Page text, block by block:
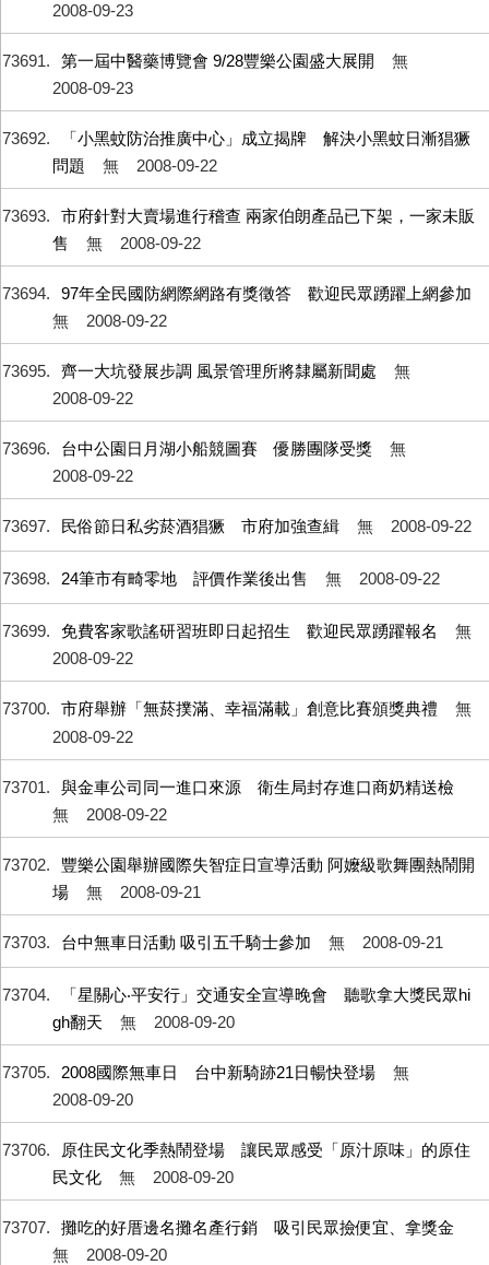
2008-09-23
73691 第一屆中醫藥博覽會 9/28豐樂公園盛大展開
無
2008-09-23
73692
「小黑蚊防治推廣中心」成立揭牌 解決小黑蚊日漸猖獗
問題
無 2008-09-22
73693
市府針對大賣場進行稽查 兩家伯朗產品已下架，一家未販
售
無 2008-09-22
73694
97年全民國防網際網路有獎徵答 歡迎民眾踴躍上網參加
無
2008-09-22
73695 齊一大坑發展步調 風景管理所將隸屬新聞處
無
2008-09-22
73696 台中公園日月湖小船競圖賽 優勝團隊受獎
無
2008-09-22
73697 民俗節日私劣菸酒猖獗 市府加強查緝 無 2008-09-22
73698 24筆市有畸零地 評價作業後出售 無 2008-09-22
73699 免費客家歌謠研習班即日起招生 歡迎民眾踴躍報名
無
2008-09-22
73700 市府舉辦「無菸撲滿、幸福滿載」創意比賽頒獎典禮
無
2008-09-22
73701
與金車公司同一進口來源 衛生局封存進口商奶精送檢
無
2008-09-22
73702
豐樂公園舉辦國際失智症日宣導活動 阿嬤級歌舞團熱鬧開
場
無 2008-09-21
73703 台中無車日活動 吸引五千騎士參加 無 2008-09-21
73704
「星關心‧平安行」交通安全宣導晚會 聽歌拿大獎民眾hi
gh翻天
無 2008-09-20
73705 2008國際無車日 台中新騎跡21日暢快登場
無
2008-09-20
73706
原住民文化季熱鬧登場 讓民眾感受「原汁原味」的原住
民文化
無 2008-09-20
73707
攤吃的好厝邊名攤名產行銷 吸引民眾撿便宜、拿獎金
無
2008-09-20